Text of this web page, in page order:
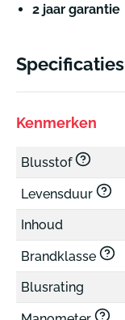
2 jaar garantie
Specificaties
Kenmerken
Blusstof
Levensduur
Inhoud
Brandklasse
Blusrating